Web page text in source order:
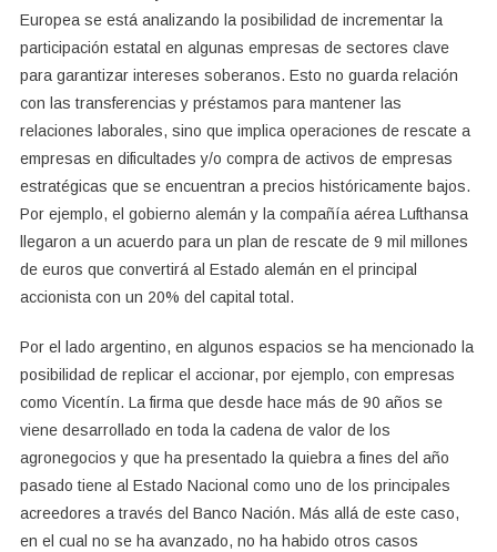
Europea se está analizando la posibilidad de incrementar la
participación estatal en algunas empresas de sectores clave
para garantizar intereses soberanos. Esto no guarda relación
con las transferencias y préstamos para mantener las
relaciones laborales, sino que implica operaciones de rescate a
empresas en dificultades y/o compra de activos de empresas
estratégicas que se encuentran a precios históricamente bajos.
Por ejemplo, el gobierno alemán y la compañía aérea Lufthansa
llegaron a un acuerdo para un plan de rescate de 9 mil millones
de euros que convertirá al Estado alemán en el principal
accionista con un 20% del capital total.
Por el lado argentino, en algunos espacios se ha mencionado la
posibilidad de replicar el accionar, por ejemplo, con empresas
como Vicentín. La firma que desde hace más de 90 años se
viene desarrollado en toda la cadena de valor de los
agronegocios y que ha presentado la quiebra a fines del año
pasado tiene al Estado Nacional como uno de los principales
acreedores a través del Banco Nación. Más allá de este caso,
en el cual no se ha avanzado, no ha habido otros casos